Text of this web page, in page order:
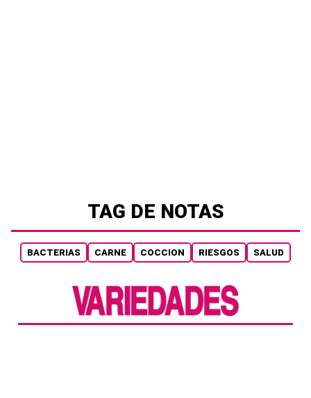
TAG DE NOTAS
BACTERIAS CARNE COCCION RIESGOS SALUD